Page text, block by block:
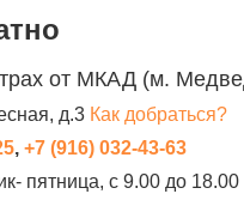
от МКАД (м.
д.3 Как добраться?
, +7 (916) 032-43-63
пятница, с 9.00 до 18.00